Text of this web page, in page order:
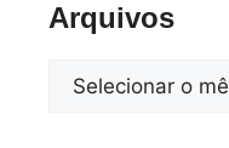
Arquivos